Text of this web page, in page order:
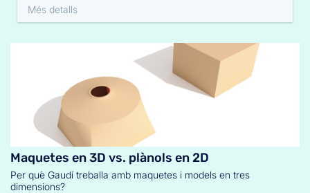
Més detalls
Maquetes en 3D vs. plànols en 2D
Per què Gaudí treballa amb maquetes i models en tres
dimensions?